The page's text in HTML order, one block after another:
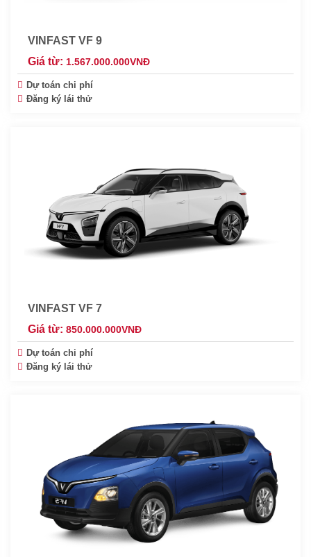
VINFAST VF 9
Giá từ: 1.567.000.000VNĐ
Dự toán chi phí
Đăng ký lái thử
VINFAST VF 7
Giá từ: 850.000.000VNĐ
Dự toán chi phí
Đăng ký lái thử